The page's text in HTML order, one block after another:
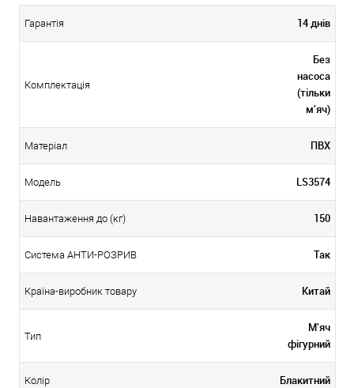
Гарантія 14 днів
Комплектація
Без
насоса
(тільки
м'яч)
Матеріал ПВХ
Модель LS3574
Навантаження до (кг) 150
Система АНТИ-РОЗРИВ Так
Країна-виробник товару Китай
Тип
М'яч
фігурний
Колір Блакитний